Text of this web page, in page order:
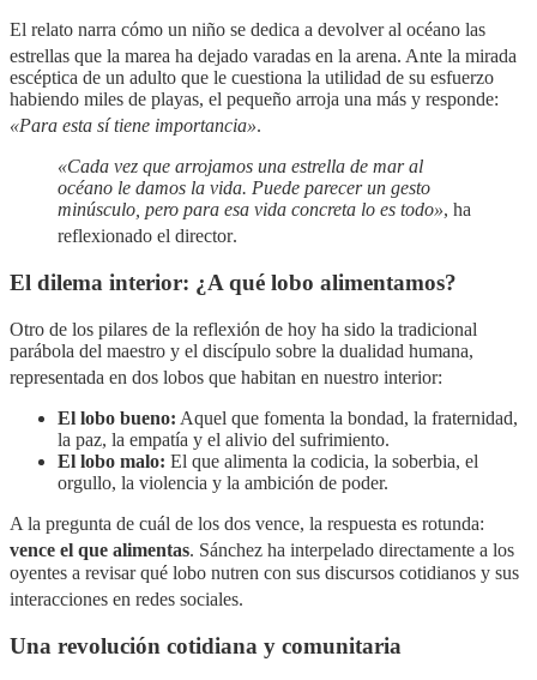
El relato narra cómo un niño se dedica a devolver al océano las
estrellas que la marea ha dejado varadas en la arena. Ante la mirada
escéptica de un adulto que le cuestiona la utilidad de su esfuerzo
habiendo miles de playas, el pequeño arroja una más y responde:
«Para esta sí tiene importancia».
«Cada vez que arrojamos una estrella de mar al
océano le damos la vida. Puede parecer un gesto
minúsculo, pero para esa vida concreta lo es todo», ha
reflexionado el director.
El dilema interior: ¿A qué lobo alimentamos?
Otro de los pilares de la reflexión de hoy ha sido la tradicional
parábola del maestro y el discípulo sobre la dualidad humana,
representada en dos lobos que habitan en nuestro interior:
El lobo bueno: Aquel que fomenta la bondad, la fraternidad,
la paz, la empatía y el alivio del sufrimiento.
El lobo malo: El que alimenta la codicia, la soberbia, el
orgullo, la violencia y la ambición de poder.
A la pregunta de cuál de los dos vence, la respuesta es rotunda:
vence el que alimentas. Sánchez ha interpelado directamente a los
oyentes a revisar qué lobo nutren con sus discursos cotidianos y sus
interacciones en redes sociales.
Una revolución cotidiana y comunitaria